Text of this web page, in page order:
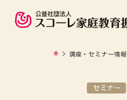
> 講座・セミナー情報
セミナー